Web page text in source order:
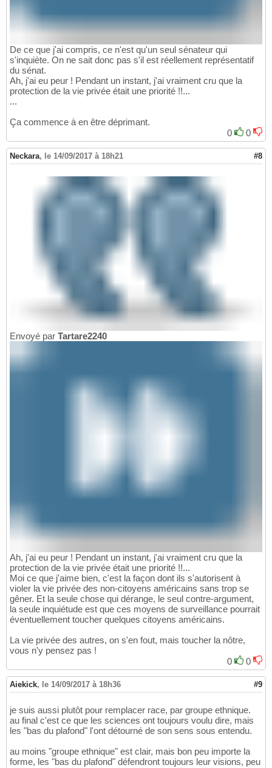
De ce que j'ai compris, ce n'est qu'un seul sénateur qui
s'inquiète. On ne sait donc pas s'il est réellement représentatif
du sénat.
Ah, j'ai eu peur ! Pendant un instant, j'ai vraiment cru que la
protection de la vie privée était une priorité !!...
...
Ça commence à en être déprimant.
0
0
Neckara, le 14/09/2017 à 18h21 #8
Envoyé par Tartare2240
Ah, j'ai eu peur ! Pendant un instant, j'ai vraiment cru que la
protection de la vie privée était une priorité !!...
Moi ce que j'aime bien, c'est la façon dont ils s'autorisent à
violer la vie privée des non-citoyens américains sans trop se
gêner. Et la seule chose qui dérange, le seul contre-argument,
la seule inquiétude est que ces moyens de surveillance pourrait
éventuellement toucher quelques citoyens américains.
La vie privée des autres, on s'en fout, mais toucher la nôtre,
vous n'y pensez pas !
0
0
Aiekick, le 14/09/2017 à 18h36 #9
je suis aussi plutôt pour remplacer race, par groupe ethnique.
au final c'est ce que les sciences ont toujours voulu dire, mais
les "bas du plafond" l'ont détourné de son sens sous entendu.
au moins "groupe ethnique" est clair, mais bon peu importe la
forme, les "bas du plafond" défendront toujours leur visions, peu